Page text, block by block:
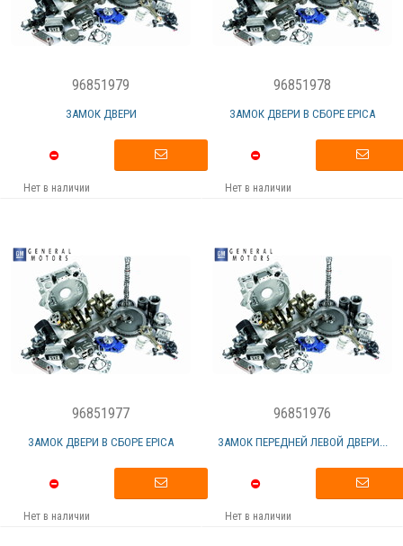
96851979
ЗАМОК ДВЕРИ
Нет в наличии
96851978
ЗАМОК ДВЕРИ В СБОРЕ EPICA
Нет в наличии
96851977
ЗАМОК ДВЕРИ В СБОРЕ EPICA
Нет в наличии
96851976
ЗАМОК ПЕРЕДНЕЙ ЛЕВОЙ ДВЕРИ...
Нет в наличии